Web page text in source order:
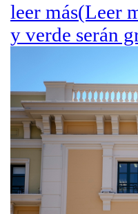
leer más(Leer
y verde serán